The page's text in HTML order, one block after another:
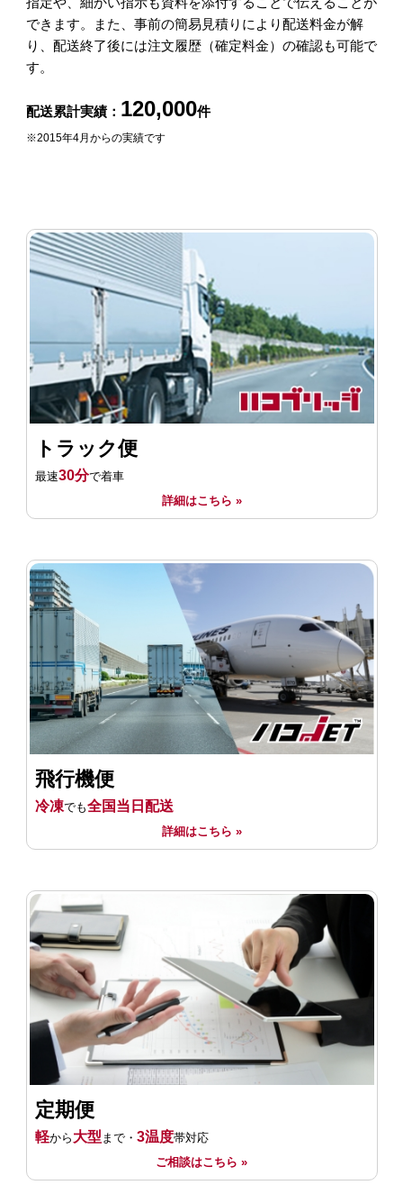
できます。また、事前の簡易見積りにより配送料金が解
り、配送終了後には注文履歴（確定料金）の確認も可能で
す。
配送累計実績： 120,000件
※2015年4月からの実績です
トラック便
最速30分で着車
詳細はこちら »
飛行機便
冷凍でも全国当日配送
詳細はこちら »
定期便
軽から 大型 まで・ 3温度帯対応
ご相談はこちら »